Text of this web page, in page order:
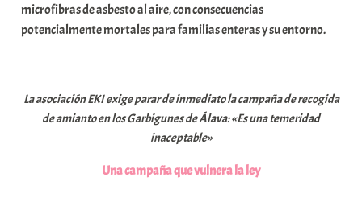
microfibras de asbesto al aire, con consecuencias
potencialmente mortales para familias enteras y su entorno.
La asociación EKI exige parar de inmediato la campaña de recogida
de amianto en los Garbigunes de Álava: «Es una temeridad
inaceptable»
Una campaña que vulnera la ley